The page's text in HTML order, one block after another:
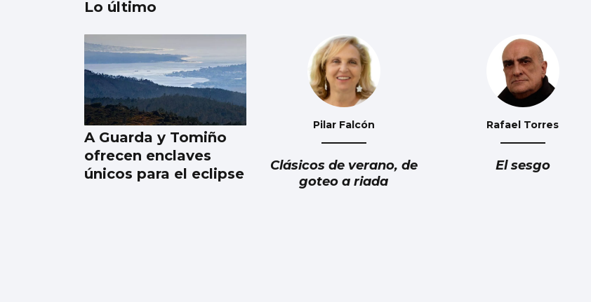
El visor de Bouzas
debuta con más de
5.000 visitantes
Lo último
A Guarda y Tomiño
ofrecen enclaves
únicos para el eclipse
Pilar Falcón
Clásicos de verano, de
goteo a riada
Rafael Torres
El sesgo